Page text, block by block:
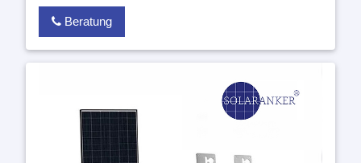
Beratung